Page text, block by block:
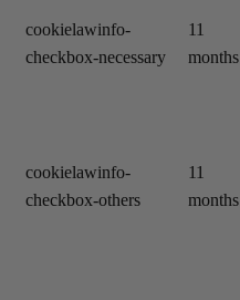
cookielawinfo-
checkbox-necessary
11
months
cookielawinfo-
checkbox-others
11
months